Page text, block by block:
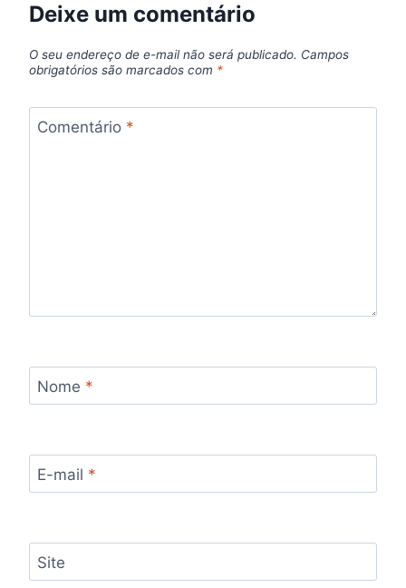
Deixe um comentário
O seu endereço de e-mail não será publicado. Campos
obrigatórios são marcados com *
Comentário *
Nome *
E-mail *
Site